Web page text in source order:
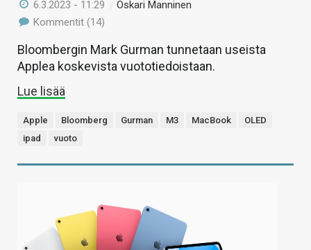
6.3.2023 - 11:29 /Oskari Manninen
Kommentit (14)
Bloombergin Mark Gurman tunnetaan useista
Applea koskevista vuototiedoistaan.
Lue lisää
Apple Bloomberg Gurman M3 MacBook
OLED
ipad
vuoto